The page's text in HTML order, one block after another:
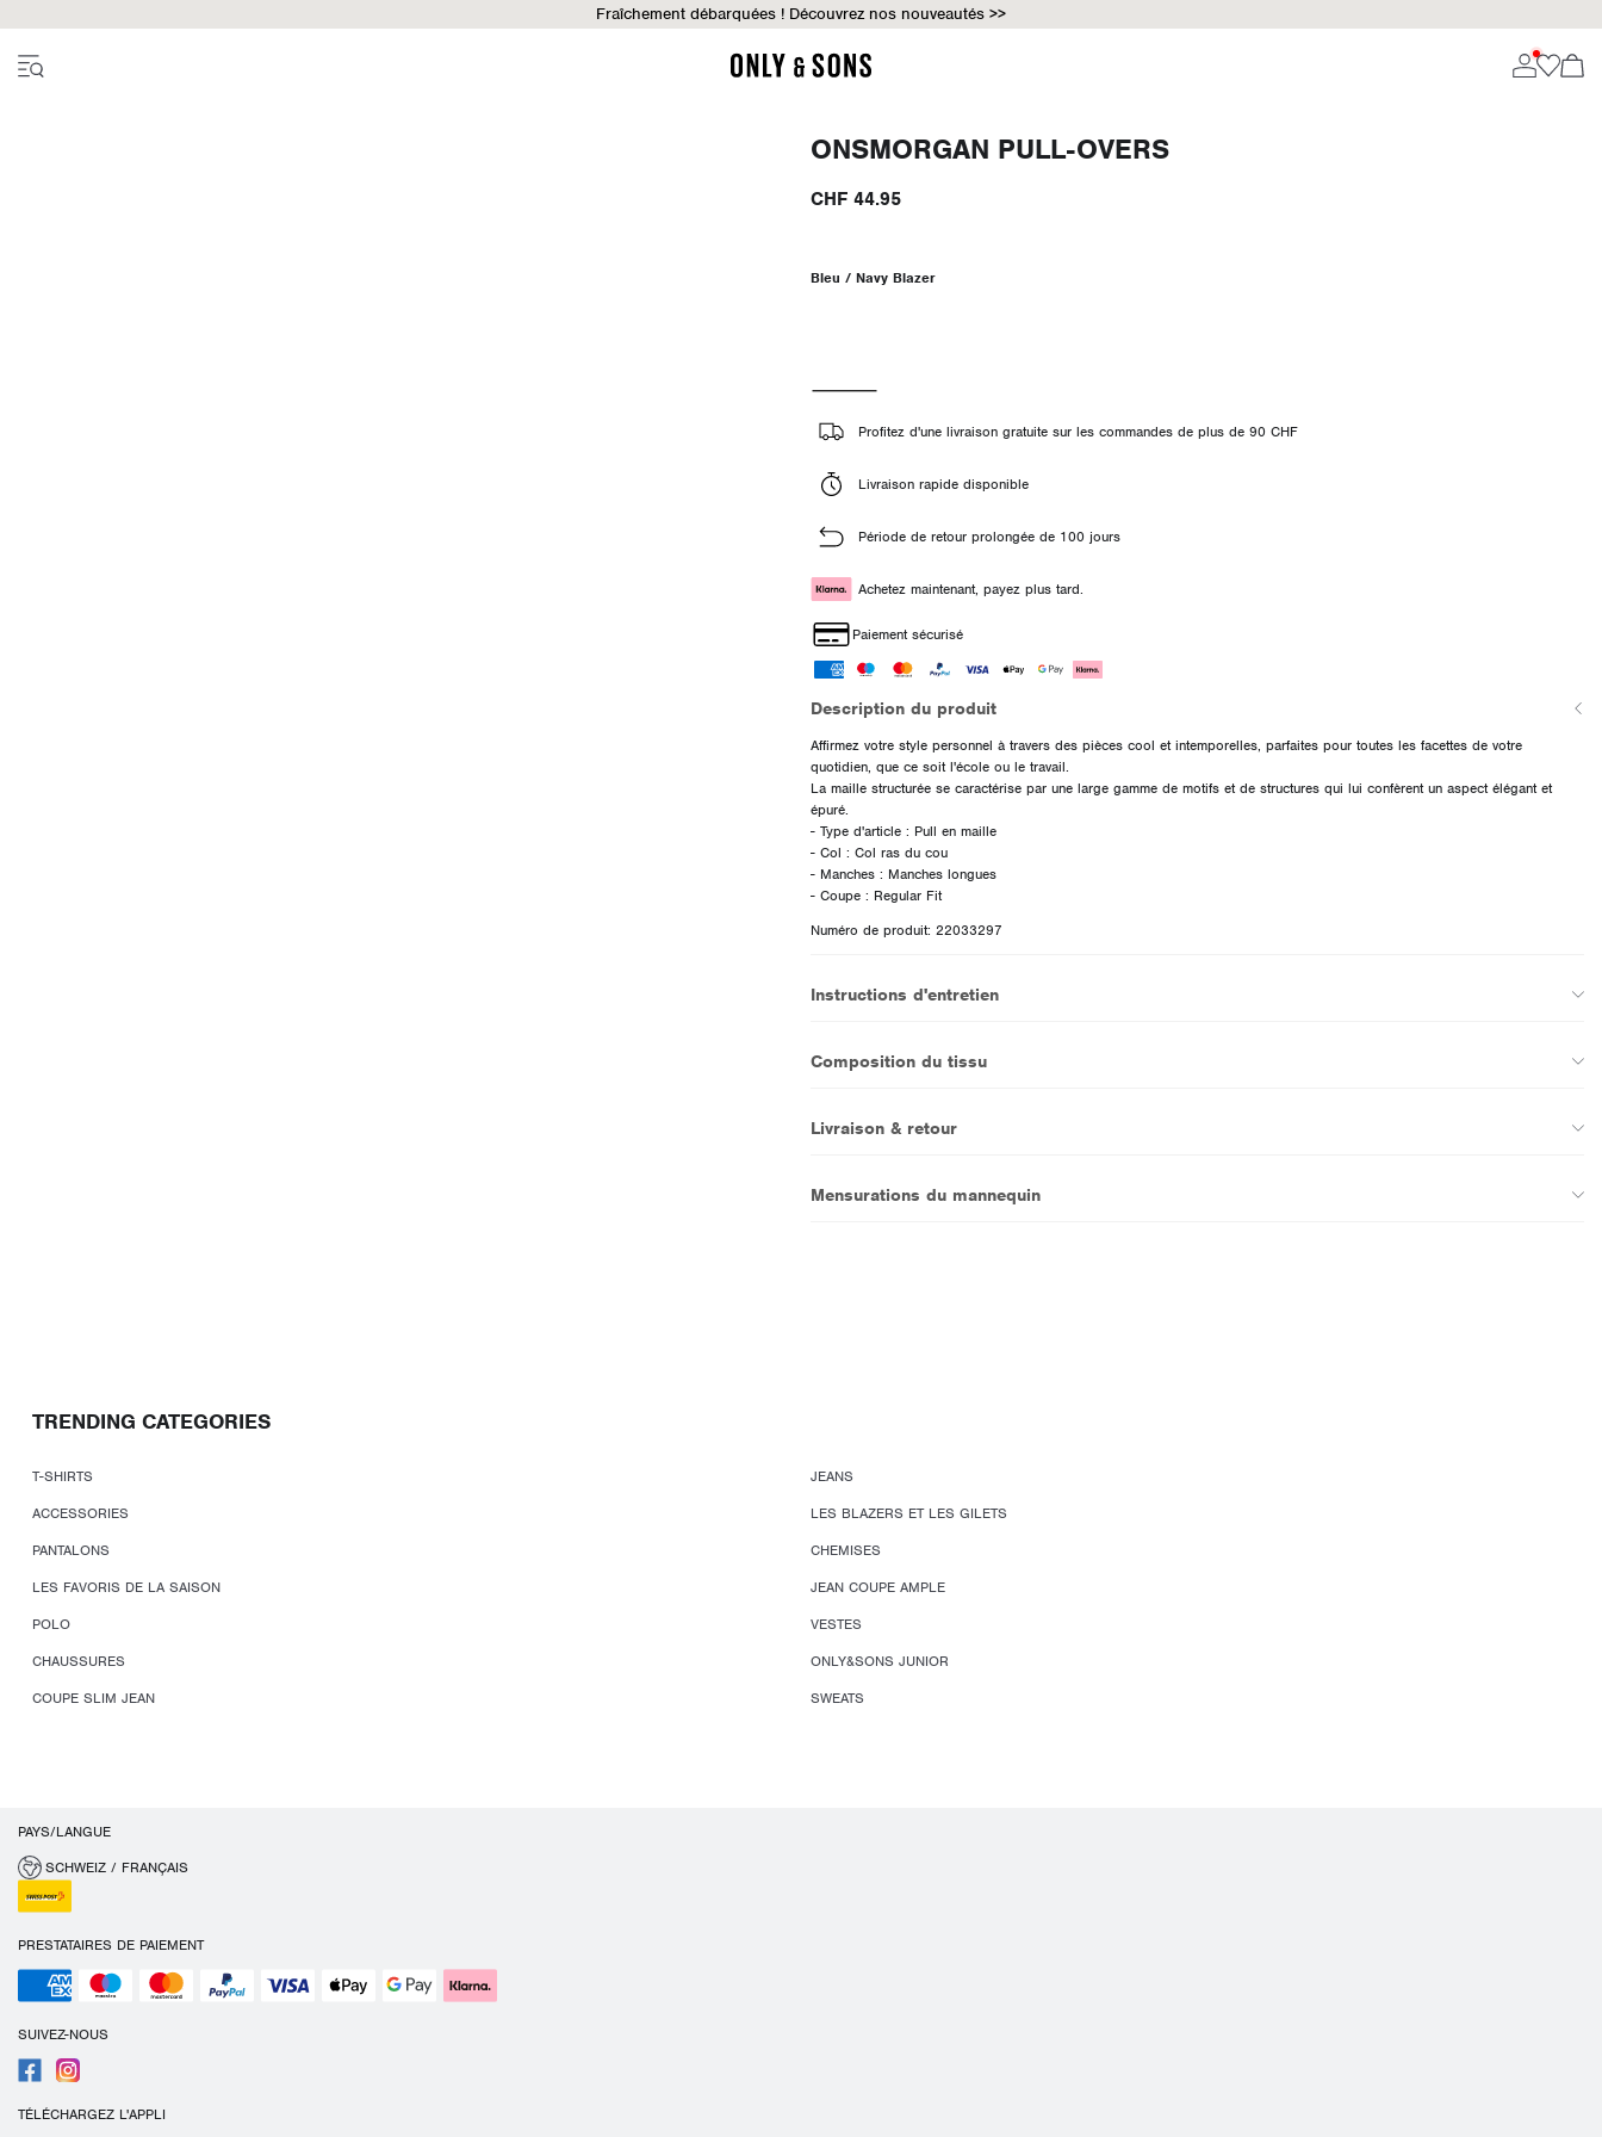
Fraîchement débarquées ! Découvrez nos nouveautés >>
ONSMORGAN PULL-OVERS
CHF 44.95
Bleu / Navy Blazer
Profitez d'une livraison gratuite sur les commandes de plus de 90 CHF
Livraison rapide disponible
Période de retour prolongée de 100 jours
Achetez maintenant, payez plus tard.
Paiement sécurisé
Description du produit
Affirmez votre style personnel à travers des pièces cool et intemporelles, parfaites pour toutes les facettes de votre
quotidien, que ce soit l'école ou le travail.
La maille structurée se caractérise par une large gamme de motifs et de structures qui lui confèrent un aspect élégant et
épuré.
- Type d'article : Pull en maille
- Col : Col ras du cou
- Manches : Manches longues
- Coupe : Regular Fit
Numéro de produit: 22033297
Instructions d'entretien
Composition du tissu
Livraison & retour
Mensurations du mannequin
TRENDING CATEGORIES
T-SHIRTS
JEANS
ACCESSORIES
LES BLAZERS ET LES GILETS
PANTALONS
CHEMISES
LES FAVORIS DE LA SAISON
JEAN COUPE AMPLE
POLO
VESTES
CHAUSSURES
ONLY&SONS JUNIOR
COUPE SLIM JEAN
SWEATS
PAYS/LANGUE
SCHWEIZ / FRANÇAIS
PRESTATAIRES DE PAIEMENT
SUIVEZ-NOUS
TÉLÉCHARGEZ L'APPLI